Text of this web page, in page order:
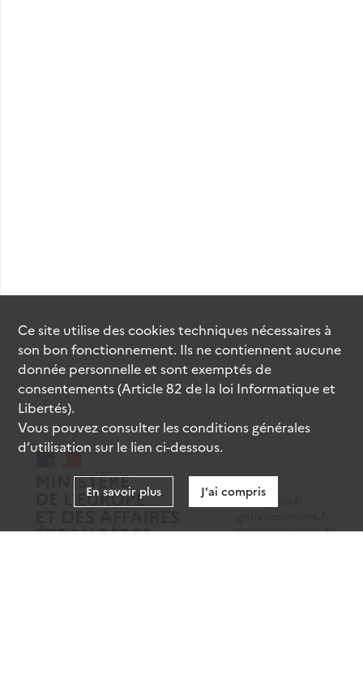
data.gouv.fr
legifrance.gouv.fr
Ce site utilise descookiestechniques nécessaires à
son bon fonctionnement. Ils ne contiennent aucune
donnée personnelle et sont exemptés de
consentements (Article 82 de la loi Informatique et
Libertés).
Vous pouvez consulter les conditions générales
d’utilisation sur le lien ci-dessous.
En savoir plus J'ai compris